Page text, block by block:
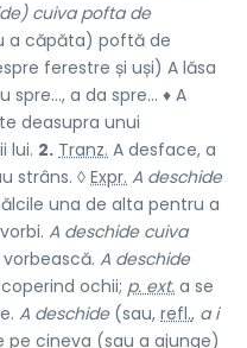
cuiva pofta de
a căpăta) poftă de
ferestre și uși) A lăsa
a da spre... ♦ A
deasupra unui
lui. 2. Tranz. A desface, a
strâns. ◊ Expr. A deschide
una de alta pentru a
A deschide cuiva
A deschide
ochii; p. ext. a se
A deschide(sau, refl., a i
cineva (sau a ajunge)